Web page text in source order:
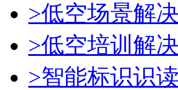
>低空场景解
>低空培训解
>智能标识识